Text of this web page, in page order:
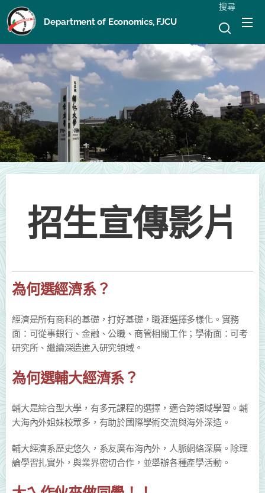
Department of Economics, FJCU
搜尋
招生宣傳影片
為何選經濟系？
經濟是所有商科的基礎，打好基礎，職涯選擇多樣化。實務
面：可從事銀行、金融、公職、商管相關工作；學術面：可考
研究所、繼續深造進入研究領域。
為何選輔大經濟系？
輔大是綜合型大學，有多元課程的選擇，適合跨領域學習。輔
大海內外姐妹校眾多，有助於國際學術交流與海外深造。
輔大經濟系歷史悠久，系友廣布海內外，人脈網絡深廣。除理
論學習扎實外，與業界密切合作，並舉辦各種產學活動。